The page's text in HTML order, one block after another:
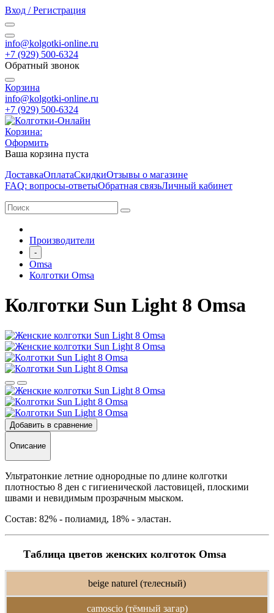
Вход / Регистрация
info@kolgotki-online.ru
+7 (929) 500-6324
Обратный звонок
Корзина
info@kolgotki-online.ru
+7 (929) 500-6324
Корзина:
Оформить
Ваша корзина пуста
ДоставкаОплатаСкидкиОтзывы о магазине
FAQ: вопросы-ответыОбратная связьЛичный кабинет
Производители
-
Omsa
Колготки Omsa
Колготки Sun Light 8 Omsa
Добавить в сравнение
Описание
Ультратонкие летние однородные по длине колготки
плотностью 8 ден с гигиенической ластовицей, плоскими
швами и невидимым прозрачным мыском.
Состав: 82% - полиамид, 18% - эластан.
Таблица цветов женских колготок Omsa
beige naturel (телесный)
camoscio (тёмный загар)